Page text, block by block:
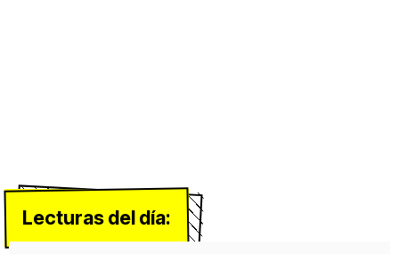
Lecturas del día: